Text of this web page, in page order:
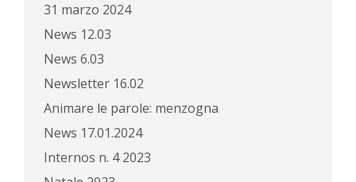
31 marzo 2024
News 12.03
News 6.03
Newsletter 16.02
Animare le parole: menzogna
News 17.01.2024
Internos n. 4 2023